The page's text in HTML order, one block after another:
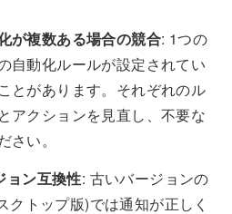
が複数ある場合の競合: 1つの
自動化ルールが設定されてい
とがあります。それぞれのル
アクションを見直し、不要な
い。
ョン互換性: 古いバージョンの
トップ版)では通知が正しく